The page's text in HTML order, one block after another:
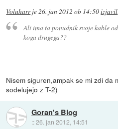
Voluharrje26. jan 2012 ob 14:50izjavil
Ali ima ta ponudnik svoje kable
koga drugega??
Nisem siguren,ampak se mi zdi da
sodelujejo z T-2)
Goran's Blog
::26. jan 2012, 14:51